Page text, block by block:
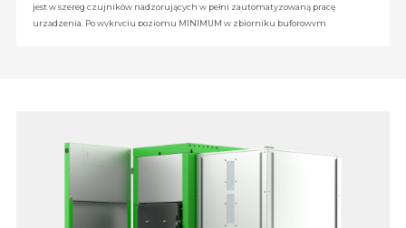
jest w szereg czujników nadzorujących w pełni zautomatyzowaną pracę
urządzenia. Po wykryciu poziomu MINIMUM w zbiorniku buforowym